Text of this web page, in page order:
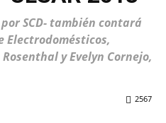
SCD- también contará
Electrodomésticos,
y Evelyn Cornejo,
2567